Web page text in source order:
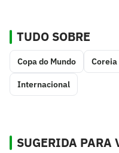
TUDO SOBRE
Copa do Mundo Coreia
Internacional
SUGERIDA PARA